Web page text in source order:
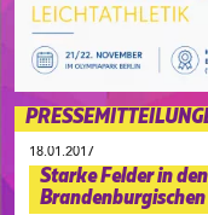
18.01.2017
Starke Felder in